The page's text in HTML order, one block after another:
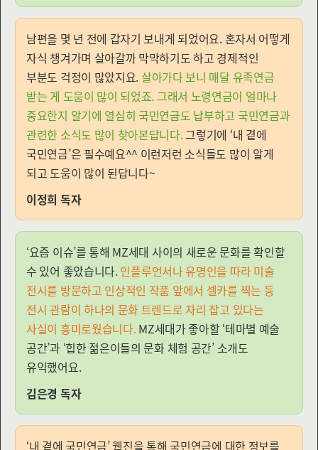
남편을 몇 년 전에 갑자기 보내게 되었어요. 혼자서 어떻게
자식 챙겨가며 살아갈까 막막하기도 하고 경제적인
부분도 걱정이 많았지요. 살아가다 보니 매달 유족연금
받는 게 도움이 많이 되었죠. 그래서 노령연금이 얼마나
중요한지 알기에 열심히 국민연금도 납부하고 국민연금과
관련한 소식도 많이 찾아본답니다.그렇기에 ‘내 곁에
국민연금’은 필수예요^^ 이런저런 소식들도 많이 알게
되고 도움이 많이 된답니다~
이정희 독자
‘요즘 이슈’를 통해 MZ세대 사이의 새로운 문화를 확인할
수 있어 좋았습니다.인플루언서나 유명인을 따라 미술
전시를 방문하고 인상적인 작품 앞에서 셀카를 찍는 등
전시 관람이 하나의 문화 트렌드로 자리 잡고 있다는
사실이 흥미로웠습니다. MZ세대가 좋아할 ‘테마별 예술
공간’과 ‘힙한 젊은이들의 문화 체험 공간’ 소개도
유익했어요.
김은경 독자
‘내 곁에 국민연금’ 웹진을 통해 국민연금에 대한 정보를